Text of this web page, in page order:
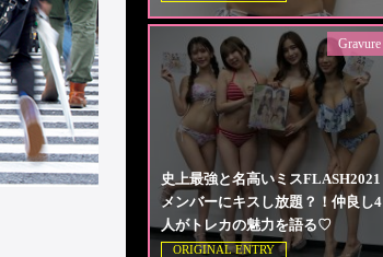
史上最強と名高いミスFLASH2021
メンバーにキスし放題？！仲良し4
人がトレカの魅力を語る♡
ORIGINAL ENTRY
Gravure